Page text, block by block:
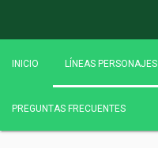
INICIO LÍNEAS PERSONAJES
PREGUNTAS FRECUENTES